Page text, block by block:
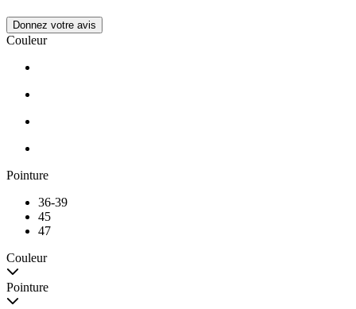
Donnez votre avis
Couleur
Pointure
36-39
45
47
Couleur
Pointure